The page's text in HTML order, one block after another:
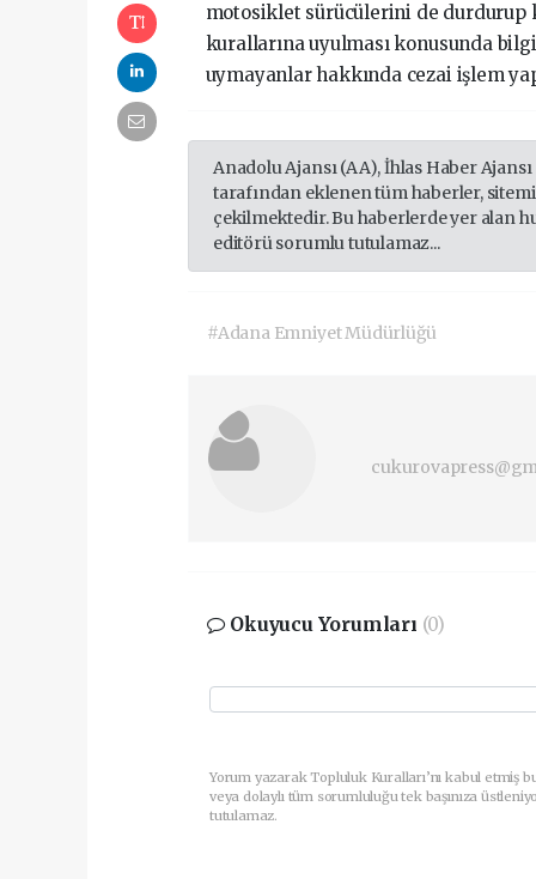
motosiklet sürücülerini de durdurup
kurallarına uyulması konusunda
uymayanlar hakkında cezai işlem
Anadolu Ajansı (AA), İhlas Haber
tarafından eklenen tüm haberler,
çekilmektedir. Bu haberlerde yer alan
editörü sorumlu tutulamaz...
#Adana Emniyet Müdürlüğü
Okuyucu Yorumları (0)
Yorum yazarak Topluluk Kuralları’nı kabul etmiş
veya dolaylı tüm sorumluluğu tek başınıza
tutulamaz.